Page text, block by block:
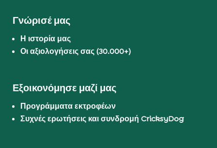
Γνώρισέ μας
Η ιστορία μας
Οι αξιολογήσεις σας (30.000+)
Εξοικονόμησε μαζί μας
Προγράμματα εκτροφέων
Συχνές ερωτήσεις και συνδρομή CricksyDog